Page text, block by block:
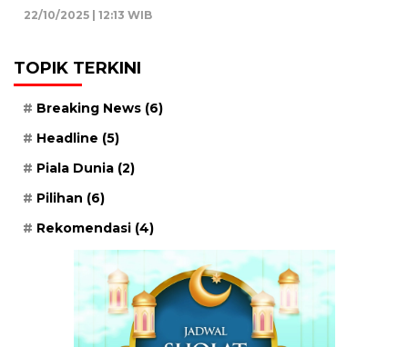
22/10/2025 | 12:13 WIB
TOPIK TERKINI
Breaking News (6)
Headline (5)
Piala Dunia (2)
Pilihan (6)
Rekomendasi (4)